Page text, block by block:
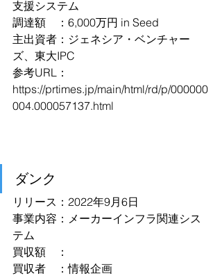
支援システム
調達額　：6,000万円 in Seed
主出資者：ジェネシア・ベンチャー
ズ、東大IPC
参考URL：
https://prtimes.jp/main/html/rd/p/000000
004.000057137.html
ダンク
リリース：2022年9月6日
事業内容：メーカーインフラ関連シス
テム
買収額　：
買収者　：情報企画